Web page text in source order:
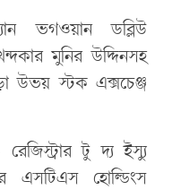
ভগওয়ান ডব্লিউ
মুনির উদ্দিনসহ
উভয় স্টক এক্সচেঞ্জ
টু দ্য ইস্যু
এসটিএস হোল্ডিংস